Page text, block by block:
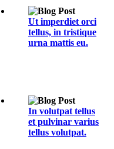
Ut imperdiet orci
tellus, in tristique
urna mattis eu.
In volutpat tellus
et pulvinar varius
tellus volutpat.